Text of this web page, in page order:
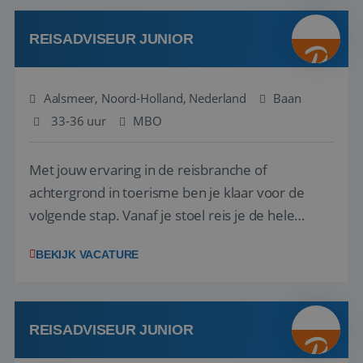
werken: of het nu gaat om vragen ...
REISADVISEUR JUNIOR
Aalsmeer, Noord-Holland, Nederland
Baan
33-36 uur
MBO
Met jouw ervaring in de reisbranche of
achtergrond in toerisme ben je klaar voor de
volgende stap. Vanaf je stoel reis je de hele
wensen van je team, je klant en wat er in de
klanten te overtuigen om die droomreis te
boeken! ...
BEKIJK VACATURE
REISADVISEUR JUNIOR